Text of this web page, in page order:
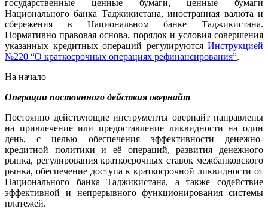
государственные ценные бумаги, ценные бумаги
Национального банка Таджикистана, иностранная валюта и
сбережения в Национальном банке Таджикистана.
Нормативно правовая основа, порядок и условия совершения
указанных кредитных операций регулируются Инструкцией
№220 “О краткосрочных операциях рефинансирования”.
На начало
Операции постоянного действия овернайт
Постоянно действующие инструменты овернайт направлены
на привлечение или предоставление ликвидности на один
день, с целью обеспечения эффективности денежно-
кредитной политики и её операций, развития денежного
рынка, регулирования краткосрочных ставок межбанковского
рынка, обеспечение доступа к краткосрочной ликвидности от
Национального банка Таджикистана, а также содействие
эффективной и непрерывного функционирования системы
платежей.